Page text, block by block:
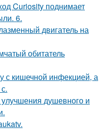
Curiosity поднимает
6.
двигатель на
обитатель
с кишечной инфекцией, а
душевного и